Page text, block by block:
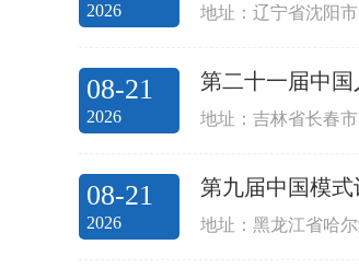
2026 地址：辽宁省沈阳市
08-21
2026
第二十一届中
地址：吉林省长春市
08-21
2026
第九届中国模式
地址：黑龙江省哈